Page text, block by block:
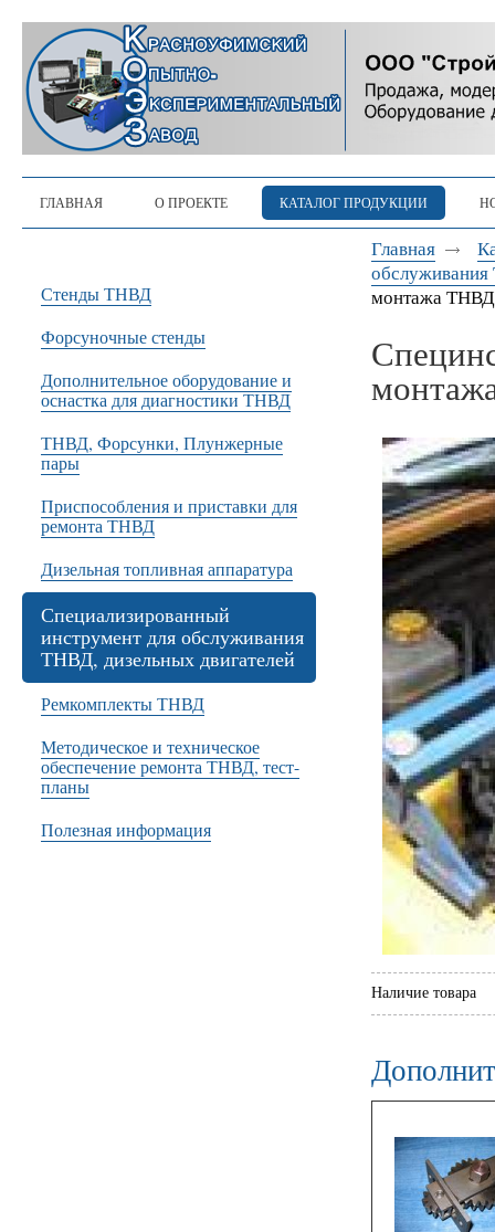
ГЛАВНАЯ О ПРОЕКТЕ КАТАЛОГ ПРОДУКЦИИ
Стенды ТНВД
Форсуночные стенды
Дополнительное оборудование и
оснастка для диагностики ТНВД
ТНВД, Форсунки, Плунжерные
пары
Приспособления и приставки для
ремонта ТНВД
Дизельная топливная аппаратура
Специализированный
инструмент для обслуживания
ТНВД, дизельных двигателей
Ремкомплекты ТНВД
Методическое и техническое
обеспечение ремонта ТНВД, тест-
планы
Полезная информация
Главная
монтажа ТНВД
Наличие товара